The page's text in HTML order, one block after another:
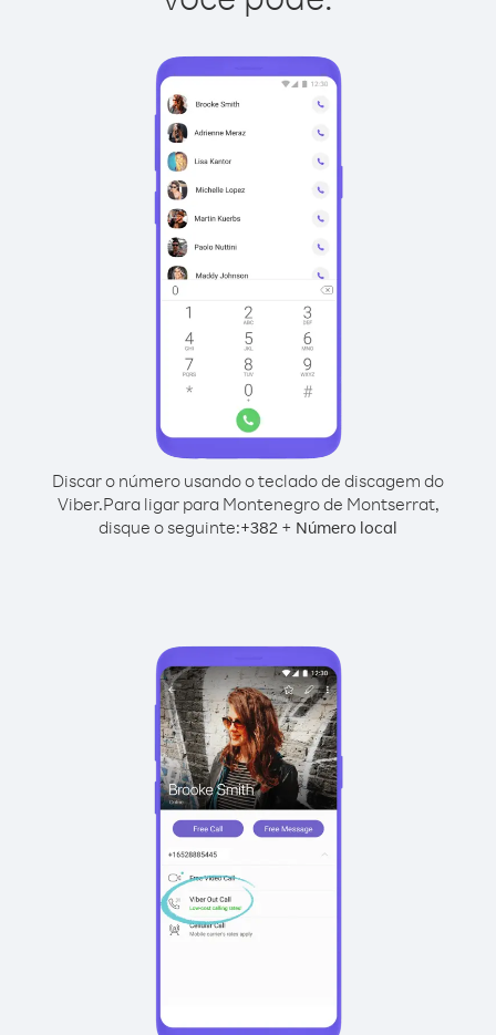
Discar o número usando o teclado de discagem do
Viber.Para ligar para Montenegro de Montserrat,
disque o seguinte:+382 + Número local